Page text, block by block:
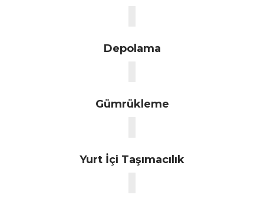
Depolama
Gümrükleme
Yurt İçi Taşımacılık